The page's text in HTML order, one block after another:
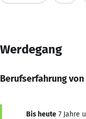
Werdegang
Berufserfahrung
Bis heute 7 Jahre